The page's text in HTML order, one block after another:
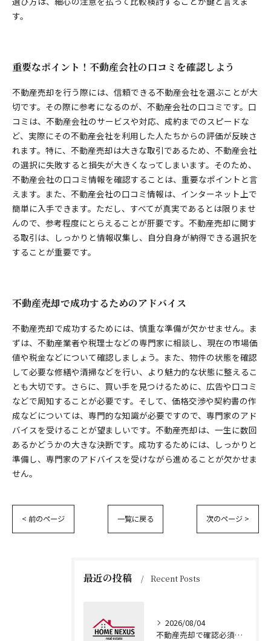
す。
重要なポイント！不動産会社の口コミを確認しよう
不動産売却を行う際には、信頼できる不動産会社を選ぶことが大
切です。その際に参考になるのが、不動産会社の口コミです。口
コミは、不動産会社のサービスや対応、成約までのスピードな
ど、実際にその不動産会社を利用した人たちからの評価が反映さ
れます。特に、不動産売却は大きな取引であるため、不動産会社
の選択に失敗すると損失が大きくなってしまいます。そのため、
不動産会社の口コミ情報を確認することは、重要なポイントと言
えます。また、不動産会社の口コミ情報は、インターネット上で
簡単に入手できます。ただし、すべてが真実であるとは限りませ
んので、参考程度にとらえることが肝要です。不動産売却に関す
る取引は、しっかりと情報収集し、自分自身が納得できる選択を
することが重要です。
不動産売却で成功するためのアドバイス
不動産売却で成功するためには、慎重な準備が欠かせません。ま
ずは、不動産業者や税理士などの専門家に相談し、現在の市場価
値や税金などについて確認しましょう。また、物件の状態を確認
して必要な修繕や清掃などを行い、より魅力的な状態に整えるこ
とも大切です。さらに、買い手を見つけるために、広告や口コミ
などで周知することが必要です。そして、価格交渉や契約書の作
成などについては、専門的な知識が必要ですので、専門家のアド
バイスを受けることが望ましいです。不動産売却は、一生に数回
あるかどうかの大きな決断です。成功するためには、しっかりと
準備し、専門家のアドバイスを受けながら進めることが欠かせま
せん。
< 前のページ 一覧に戻る 次のページ >
最近の投稿 Recent Posts
2026/08/04
不動産売却で確認必須の本人確認や売買事例と成約価格情報の具体的な調べ方ガイド